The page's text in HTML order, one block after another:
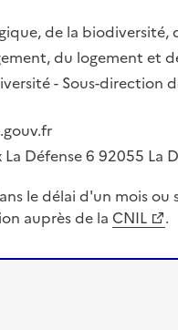
de la biodiversité,
du logement et
- Sous-direction
Défense 6 92055 La
le délai d'un mois
auprès de la CNIL .